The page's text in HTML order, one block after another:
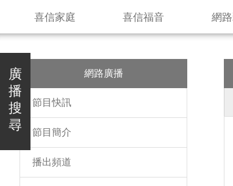
喜信家庭 喜信福音 網
廣
播
搜
尋
網路廣播
節目快訊
節目簡介
播出頻道